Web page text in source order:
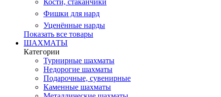
Кости, стаканчики
Фишки для нард
Уценённые нарды
Показать все товары
ШАХМАТЫ
Категории
Турнирные шахматы
Недорогие шахматы
Подарочные, сувенирные
Каменные шахматы